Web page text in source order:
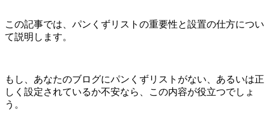
この記事では、パンくずリストの重要性と設置の仕方につい
て説明します。
もし、あなたのブログにパンくずリストがない、あるいは正
しく設定されているか不安なら、この内容が役立つでしょ
う。